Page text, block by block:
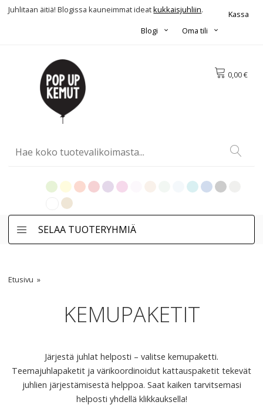
Juhlitaan äitiä! Blogissa kauneimmat ideatkukkaisjuhliin.
Kassa
Oma tili
Blogi
0,00 €
SELAA TUOTERYHMIÄ
Etusivu
KEMUPAKETIT
Järjestä juhlat helposti – valitse kemupaketti.
Teemajuhlapaketit ja värikoordinoidut kattauspaketit tekevät
juhlien järjestämisestä helppoa. Saat kaiken tarvitsemasi
helposti yhdellä klikkauksella!